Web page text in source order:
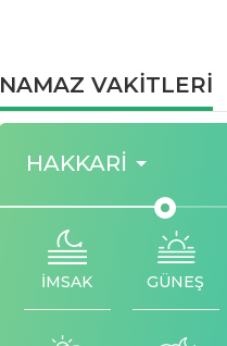
NAMAZ VAKİTLERİ
HAKKARI
İMSAK GÜNEŞ